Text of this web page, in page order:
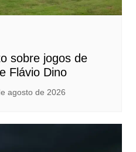
sobre jogos de
Flávio Dino
agosto de 2026